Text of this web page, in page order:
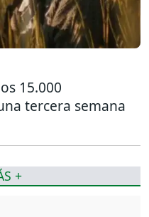
15.000
tercera semana
+